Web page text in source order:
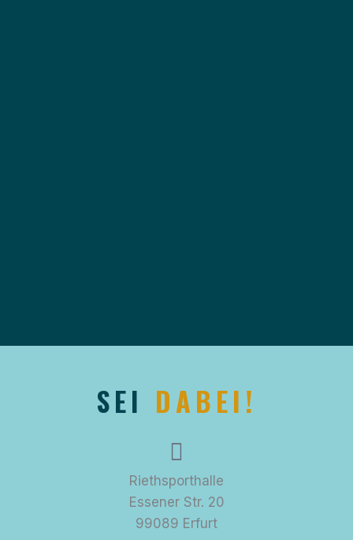
SEI DABEI!
Riethsporthalle
Essener Str. 20
99089 Erfurt